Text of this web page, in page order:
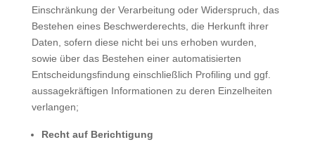
Einschränkung der Verarbeitung oder Widerspruch, das
Bestehen eines Beschwerderechts, die Herkunft ihrer
Daten, sofern diese nicht bei uns erhoben wurden,
sowie über das Bestehen einer automatisierten
Entscheidungsfindung einschließlich Profiling und ggf.
aussagekräftigen Informationen zu deren Einzelheiten
verlangen;
Recht auf Berichtigung